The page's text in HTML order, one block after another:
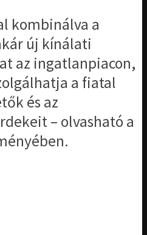
kombinálva a
új kínálati
az ingatlanpiacon,
a fiatal
és az
– olvasható a